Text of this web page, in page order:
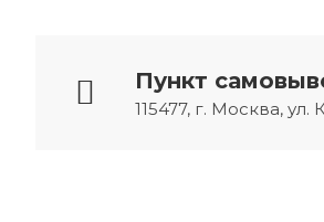
Пункт
115477, г. Москва,